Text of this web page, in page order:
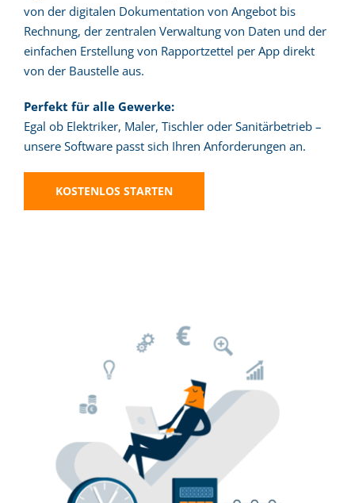
von der digitalen Dokumentation von Angebot bis
Rechnung, der zentralen Verwaltung von Daten und der
einfachen Erstellung von Rapportzettel per App direkt
von der Baustelle aus.
Perfekt für alle Gewerke:
Egal ob Elektriker, Maler, Tischler oder Sanitärbetrieb –
unsere Software passt sich Ihren Anforderungen an.
KOSTENLOS STARTEN